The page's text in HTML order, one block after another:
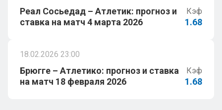
Реал Сосьедад – Атлетик: прогноз и
ставка на матч 4 марта 2026
Кэф
1.68
18.02.2026 23:00
Брюгге – Атлетико: прогноз и ставка
на матч 18 февраля 2026
Кэф
1.68